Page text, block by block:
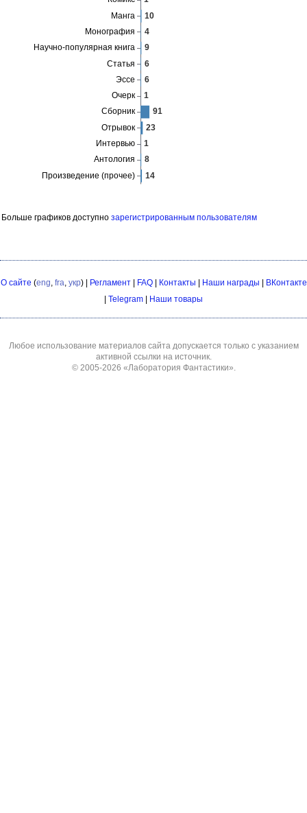
Больше графиков доступно зарегистрированным пользователям
О сайте (eng, fra, укр) | Регламент| FAQ| Контакты Наши награды
ВКонтакте
Telegram Наши товары
Любое использование материалов сайта допускается только с указанием
активной ссылки на источник.
© 2005-2026 «Лаборатория Фантастики».